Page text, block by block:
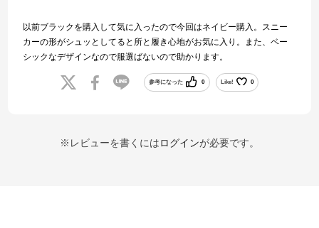
以前ブラックを購入して気に入ったので今回はネイビー購入。スニー
カーの形がシュッとしてると所と履き心地がお気に入り。また、ベー
シックなデザインなので服選ばないので助かります。
参考になった 0 Like! 0
※レビューを書くにはログインが必要です。